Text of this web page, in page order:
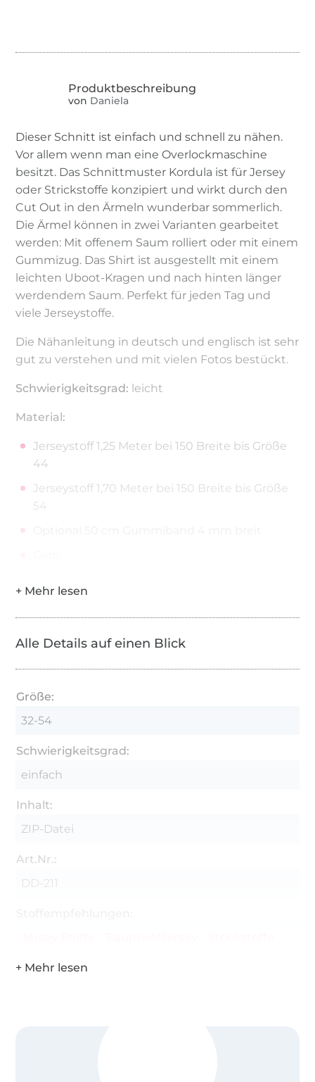
von Daniela
Dieser Schnitt ist einfach und schnell zu nähen.
Vor allem wenn man eine Overlockmaschine
besitzt. Das Schnittmuster Kordula ist für Jersey
oder Strickstoffe konzipiert und wirkt durch den
Cut Out in den Ärmeln wunderbar sommerlich.
Die Ärmel können in zwei Varianten gearbeitet
werden: Mit offenem Saum rolliert oder mit einem
Gummizug. Das Shirt ist ausgestellt mit einem
leichten Uboot-Kragen und nach hinten länger
werdendem Saum. Perfekt für jeden Tag und
viele Jerseystoffe.
Die Nähanleitung in deutsch und englisch ist sehr
gut zu verstehen und mit vielen Fotos bestückt.
Schwierigkeitsgrad: leicht
Material:
Jerseystoff 1,25 Meter bei 150 Breite bis Größe
44
Jerseystoff 1,70 Meter bei 150 Breite bis Größe
54
Alle Details auf einen Blick
Größe:
32-54
Schwierigkeitsgrad:
einfach
Inhalt:
ZIP-Datei
Art.Nr.:
DD-211